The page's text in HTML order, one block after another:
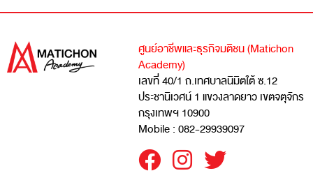
ศูนย์อาชีพและธุรกิจมติชน (Matichon
Academy)
เลขที่ 40/1 ถ.เทศบาลนิมิตใต้ ซ.12
ประชานิเวศน์ 1 แขวงลาดยาว เขตจตุจักร
กรุงเทพฯ 10900
Mobile : 082-29939097